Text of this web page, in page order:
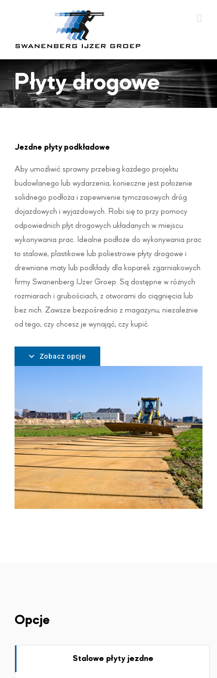
Płyty drogowe
Jezdne płyty podkładowe
Aby umożliwić sprawny przebieg każdego projektu
budowlanego lub wydarzenia, konieczne jest położenie
solidnego podłoża i zapewnienie tymczasowych dróg
dojazdowych i wyjazdowych. Robi się to przy pomocy
odpowiednich płyt drogowych układanych w miejscu
wykonywania prac. Idealne podłoże do wykonywania prac
to stalowe, plastikowe lub poliestrowe płyty drogowe i
drewniane maty lub podkłady dla koparek zgarniakowych
firmy Swanenberg IJzer Groep. Są dostępne w różnych
rozmiarach i grubościach, z otworami do ciągnięcia lub
bez nich. Zawsze bezpośrednio z magazynu, niezależnie
od tego, czy chcesz je wynająć, czy kupić.
Zobacz opcje
Opcje
Stalowe płyty jezdne